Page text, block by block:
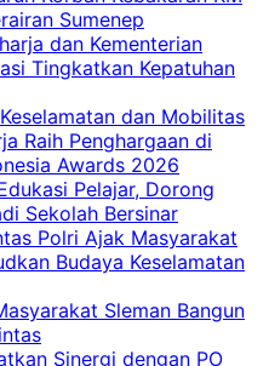
Sumenep
dan Kementerian
Tingkatkan Kepatuhan
dan Mobilitas
Raih Penghargaan di
Awards 2026
Pelajar, Dorong
Sekolah Bersinar
Polri Ajak Masyarakat
Budaya Keselamatan
Sleman Bangun
Sinergi dengan PO